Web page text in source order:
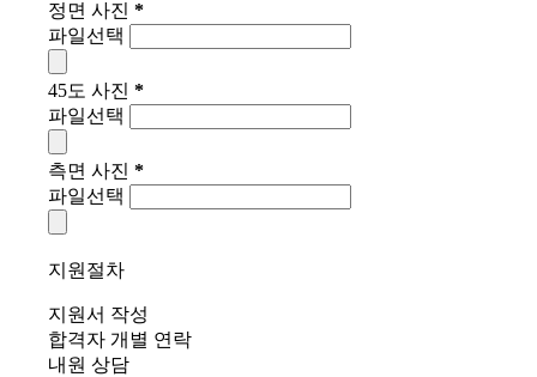
정면 사진 *
파일선택
45도 사진 *
파일선택
측면 사진 *
파일선택
지원절차
지원서 작성
합격자 개별 연락
내원 상담